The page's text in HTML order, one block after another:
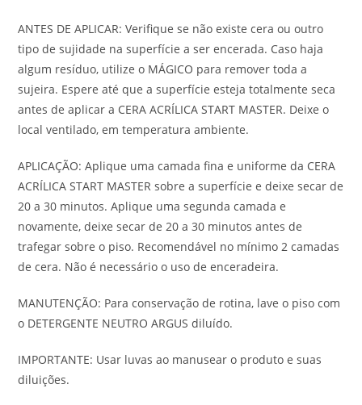
ANTES DE APLICAR: Verifique se não existe cera ou outro
tipo de sujidade na superfície a ser encerada. Caso haja
algum resíduo, utilize o MÁGICO para remover toda a
sujeira. Espere até que a superfície esteja totalmente seca
antes de aplicar a CERA ACRÍLICA START MASTER. Deixe o
local ventilado, em temperatura ambiente.
APLICAÇÃO: Aplique uma camada fina e uniforme da CERA
ACRÍLICA START MASTER sobre a superfície e deixe secar de
20 a 30 minutos. Aplique uma segunda camada e
novamente, deixe secar de 20 a 30 minutos antes de
trafegar sobre o piso. Recomendável no mínimo 2 camadas
de cera. Não é necessário o uso de enceradeira.
MANUTENÇÃO: Para conservação de rotina, lave o piso com
o DETERGENTE NEUTRO ARGUS diluído.
IMPORTANTE: Usar luvas ao manusear o produto e suas
diluições.